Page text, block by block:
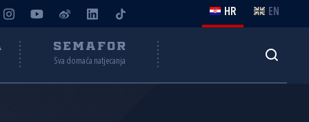
HR EN
SEMAFOR
Sva domaća natjecanja